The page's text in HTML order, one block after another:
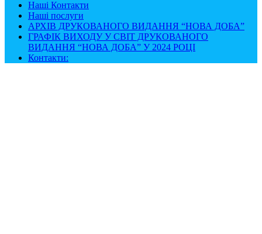
Наші Контакти
Наші послуги
АРХІВ ДРУКОВАНОГО ВИДАННЯ “НОВА ДОБА”
ГРАФІК ВИХОДУ У СВІТ ДРУКОВАНОГО
ВИДАННЯ “НОВА ДОБА” У 2024 РОЦІ
Контакти: